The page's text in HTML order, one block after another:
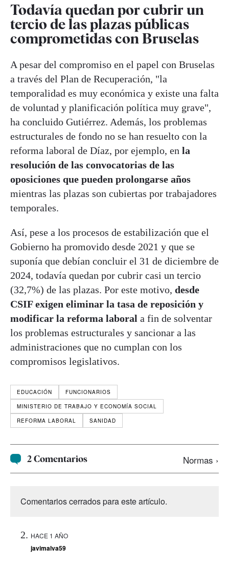
Todavía quedan por cubrir un
tercio de las plazas públicas
comprometidas con Bruselas
A pesar del compromiso en el papel con Bruselas
a través del Plan de Recuperación, "la
temporalidad es muy económica y existe una falta
de voluntad y planificación política muy grave",
ha concluido Gutiérrez. Además, los problemas
estructurales de fondo no se han resuelto con la
reforma laboral de Díaz, por ejemplo, en la
resolución de las convocatorias de las
oposiciones que pueden prolongarse años
mientras las plazas son cubiertas por trabajadores
temporales.
Así, pese a los procesos de estabilización que el
Gobierno ha promovido desde 2021 y que se
suponía que debían concluir el 31 de diciembre de
2024, todavía quedan por cubrir casi un tercio
(32,7%) de las plazas. Por este motivo, desde
CSIF exigen eliminar la tasa de reposición y
modificar la reforma laboral a fin de solventar
los problemas estructurales y sancionar a las
administraciones que no cumplan con los
compromisos legislativos.
EDUCACIÓN
FUNCIONARIOS
MINISTERIO DE TRABAJO Y ECONOMÍA SOCIAL
REFORMA LABORAL
SANIDAD
2 Comentarios Normas ›
Comentarios cerrados para este artículo.
HACE 1 AÑO
javimalva59